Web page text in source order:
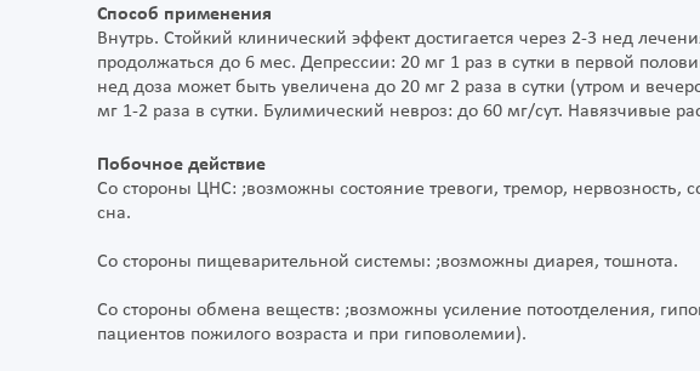
Способ применения
Внутрь. Стойкий клинический эффект достигается через 2-3 нед
продолжаться до 6 мес. Депрессии: 20 мг 1 раз в сутки в первой
нед доза может быть увеличена до 20 мг 2 раза в сутки (утром и
мг 1-2 раза в сутки. Булимический невроз: до 60 мг/сут. Навязчивые
Побочное действие
Со стороны ЦНС: ;возможны состояние тревоги, тремор, нервозность,
сна.
Со стороны пищеварительной системы: ;возможны диарея, тошнота.
Со стороны обмена веществ: ;возможны усиление потоотделения,
пациентов пожилого возраста и при гиповолемии).